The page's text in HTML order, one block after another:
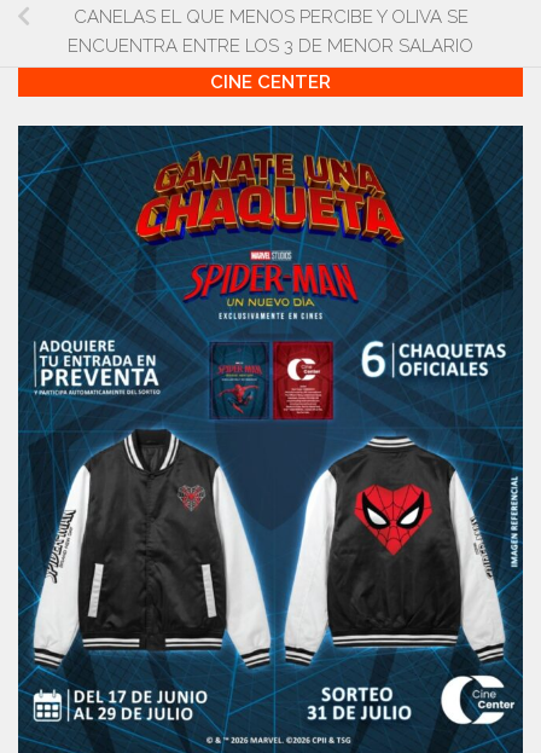
CANELAS EL QUE MENOS PERCIBE Y OLIVA SE
ENCUENTRA ENTRE LOS 3 DE MENOR SALARIO
CINE CENTER